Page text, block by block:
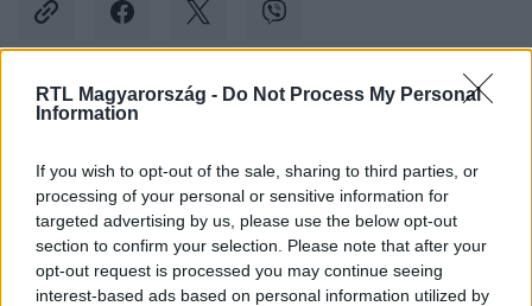
RTL Magyarország - Do Not Process My Personal
Information
If you wish to opt-out of the sale, sharing to third parties, or
processing of your personal or sensitive information for
targeted advertising by us, please use the below opt-out
section to confirm your selection. Please note that after your
opt-out request is processed you may continue seeing
interest-based ads based on personal information utilized by
Kövess minket, és értesülj a friss hírekről a
Követem